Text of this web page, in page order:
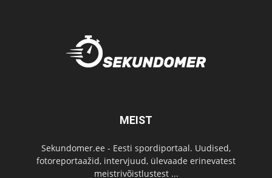
MEIST
Sekundomer.ee - Eesti spordiportaal. Uudised,
fotoreportaažid, intervjuud, ülevaade erinevatest
meistrivõistlustest ...